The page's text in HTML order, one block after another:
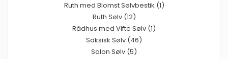
Ruth med Blomst Sølvbestik (1)
Ruth Sølv (12)
Rådhus med Vifte Sølv (1)
Saksisk Sølv (46)
Salon Sølv (5)